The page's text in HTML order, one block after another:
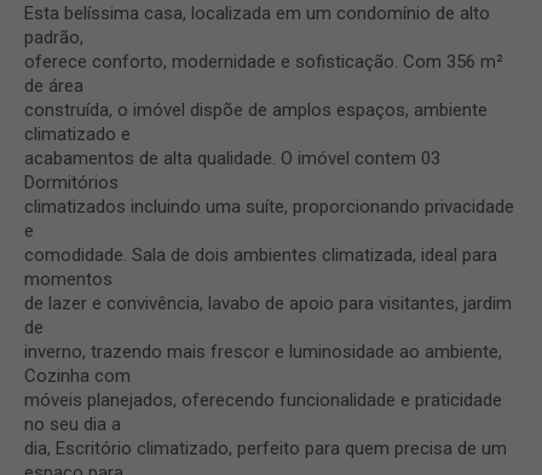
Esta belíssima casa, localizada em um condomínio de alto
padrão,
oferece conforto, modernidade e sofisticação. Com 356 m²
de área
construída, o imóvel dispõe de amplos espaços, ambiente
climatizado e
acabamentos de alta qualidade. O imóvel contem 03
Dormitórios
climatizados incluindo uma suíte, proporcionando privacidade
e
comodidade. Sala de dois ambientes climatizada, ideal para
momentos
de lazer e convivência, lavabo de apoio para visitantes, jardim
de
inverno, trazendo mais frescor e luminosidade ao ambiente,
Cozinha com
móveis planejados, oferecendo funcionalidade e praticidade
no seu dia a
dia, Escritório climatizado, perfeito para quem precisa de um